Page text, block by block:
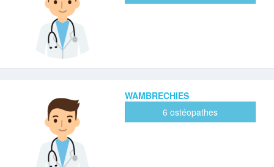
WAMBRECHIES
6 ostéopathes